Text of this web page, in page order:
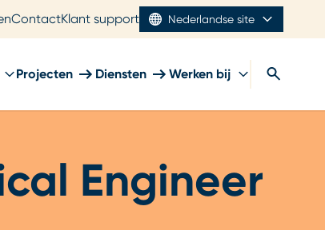
ContactKlant support Nederlandse site
Projecten Diensten Werken bij
Engineer